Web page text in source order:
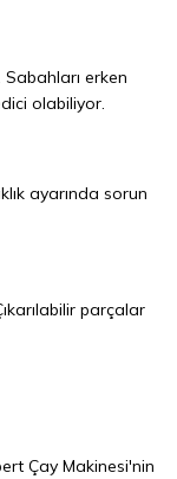
erken
olabiliyor.
ayarında sorun
parçalar
Çay Makinesi'nin